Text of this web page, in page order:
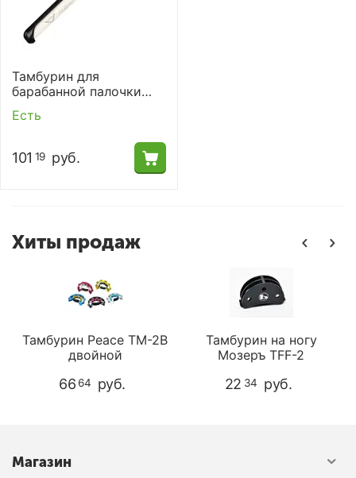
Тамбурин для
барабанной палочки
Vater VSMT
Есть
101 19 руб.
Хиты продаж
Тамбурин Peace TM-2B
двойной
66 64 руб.
Тамбурин на ногу
Мозеръ TFF-2
22 34 руб.
Магазин